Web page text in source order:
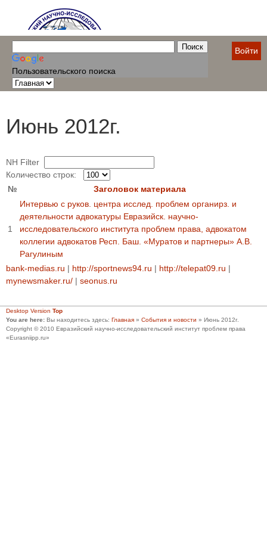
Пользовательского поиска
Войти
Июнь 2012г.
NH Filter
Количество строк:
№
Заголовок материала
1
Интервью с руков. центра исслед. проблем органиpз. и
деятельности адвокатуры Евразийск. научно-
исследовательского института проблем права, адвокатом
коллегии адвокатов Респ. Баш. «Муратов и партнеры» А.В.
Рагулиным
bank-medias.ru | http://sportnews94.ru | http://telepat09.ru |
mynewsmaker.ru/ | seonus.ru
Desktop Version Top
You are here: Вы находитесь здесь: Главная » События и новости » Июнь 2012г.
Copyright © 2010 Евразийский научно-исследовательский институт проблем права
«Eurasniipp.ru»